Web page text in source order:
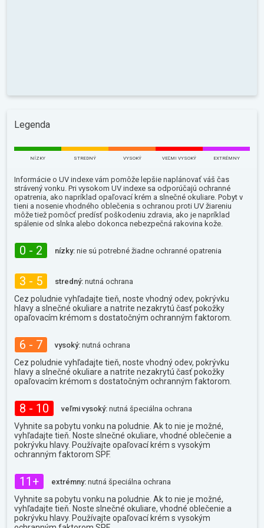
Legenda
NÍZKY STREDNÝ VYSOKÝ VEĽMI VYSOKÝ EXTRÉMNY
Informácie o UV indexe vám pomôže lepšie naplánovať váš čas
strávený vonku. Pri vysokom UV indexe sa odporúčajú ochranné
opatrenia, ako napríklad opaľovací krém a slnečné okuliare. Pobyt v
tieni a nosenie vhodného oblečenia s ochranou proti UV žiareniu
môže tiež pomôcť predísť poškodeniu zdravia, ako je napríklad
spálenie od slnka alebo dokonca nebezpečná rakovina kože.
0 - 2 nízky: nie sú potrebné žiadne ochranné opatrenia
3 - 5 stredný: nutná ochrana
Cez poludnie vyhľadajte tieň, noste vhodný odev, pokrývku
hlavy a slnečné okuliare a natrite nezakrytú časť pokožky
opaľovacím krémom s dostatočným ochranným faktorom.
6 - 7 vysoký: nutná ochrana
Cez poludnie vyhľadajte tieň, noste vhodný odev, pokrývku
hlavy a slnečné okuliare a natrite nezakrytú časť pokožky
opaľovacím krémom s dostatočným ochranným faktorom.
8 - 10 veľmi vysoký: nutná špeciálna ochrana
Vyhnite sa pobytu vonku na poludnie. Ak to nie je možné,
vyhľadajte tieň. Noste slnečné okuliare, vhodné oblečenie a
pokrývku hlavy. Používajte opaľovací krém s vysokým
ochranným faktorom SPF.
11+ extrémny: nutná špeciálna ochrana
Vyhnite sa pobytu vonku na poludnie. Ak to nie je možné,
vyhľadajte tieň. Noste slnečné okuliare, vhodné oblečenie a
pokrývku hlavy. Používajte opaľovací krém s vysokým